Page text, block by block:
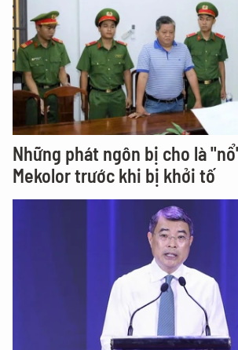
Những phát ngôn bị cho là
Mekolor trước khi bị khởi tố